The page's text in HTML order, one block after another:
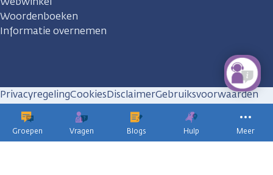
Groepen Vragen Blogs Hulp Meer
Woordenboeken
Informatie overnemen
PrivacyregelingCookiesDisclaimerGebruiksvoorwaarden
Huisregels